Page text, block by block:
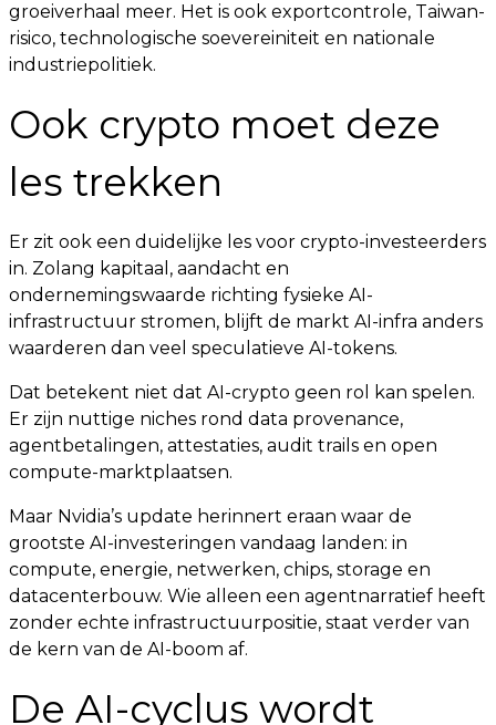
groeiverhaal meer. Het is ook exportcontrole, Taiwan-
risico, technologische soevereiniteit en nationale
industriepolitiek.
Ook crypto moet deze
les trekken
Er zit ook een duidelijke les voor crypto-investeerders
in. Zolang kapitaal, aandacht en
ondernemingswaarde richting fysieke AI-
infrastructuur stromen, blijft de markt AI-infra anders
waarderen dan veel speculatieve AI-tokens.
Dat betekent niet dat AI-crypto geen rol kan spelen.
Er zijn nuttige niches rond data provenance,
agentbetalingen, attestaties, audit trails en open
compute-marktplaatsen.
Maar Nvidia’s update herinnert eraan waar de
grootste AI-investeringen vandaag landen: in
compute, energie, netwerken, chips, storage en
datacenterbouw. Wie alleen een agentnarratief heeft
zonder echte infrastructuurpositie, staat verder van
de kern van de AI-boom af.
De AI-cyclus wordt